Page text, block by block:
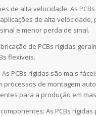
de alta velocidade: As
de alta velocidade,
e menor perda de sinal.
de PCBs rígidas
flexíveis.
PCBs rígidas são mais
processos de montagem
para a produção em
As PCBs rígidas